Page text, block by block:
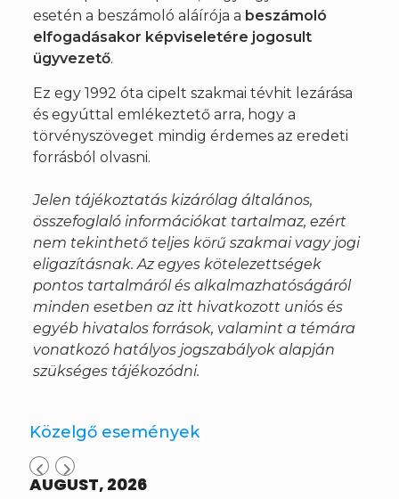
esetén a beszámoló aláírója a beszámoló
elfogadásakor képviseletére jogosult
ügyvezető.
Ez egy 1992 óta cipelt szakmai tévhit lezárása
és egyúttal emlékeztető arra, hogy a
törvényszöveget mindig érdemes az eredeti
forrásból olvasni.
Jelen tájékoztatás kizárólag általános,
összefoglaló információkat tartalmaz, ezért
nem tekinthető teljes körű szakmai vagy jogi
eligazításnak. Az egyes kötelezettségek
pontos tartalmáról és alkalmazhatóságáról
minden esetben az itt hivatkozott uniós és
egyéb hivatalos források, valamint a témára
vonatkozó hatályos jogszabályok alapján
szükséges tájékozódni.
Közelgő események
AUGUST, 2026